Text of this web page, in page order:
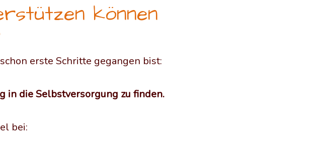
können
erste Schritte gegangen bist:
in die Selbstversorgung zu finden.
bei: